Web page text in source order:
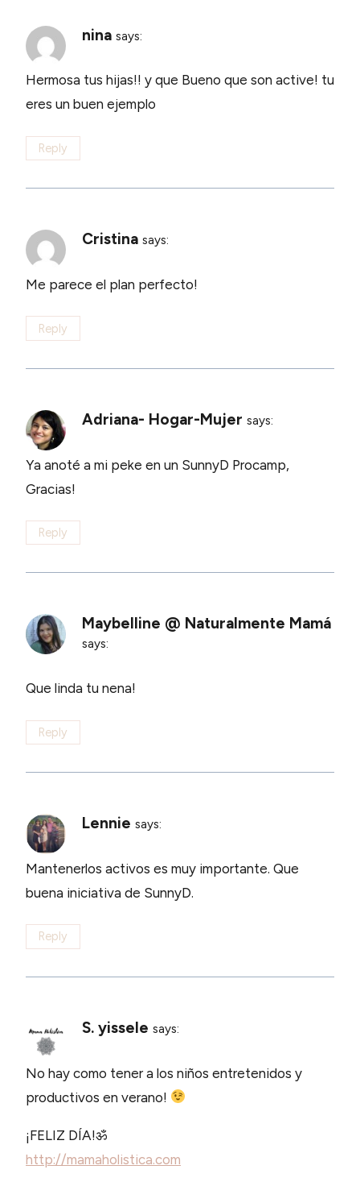
nina says:
Hermosa tus hijas!! y que Bueno que son active! tu
eres un buen ejemplo
Reply
Cristina says:
Me parece el plan perfecto!
Reply
Adriana- Hogar-Mujer says:
Ya anoté a mi peke en un SunnyD Procamp,
Gracias!
Reply
Maybelline @ Naturalmente Mamá
says:
Que linda tu nena!
Reply
Lennie says:
Mantenerlos activos es muy importante. Que
buena iniciativa de SunnyD.
Reply
S. yissele says:
No hay como tener a los niños entretenidos y
productivos en verano!
¡FELIZ DÍA!ॐ
http://mamaholistica.com